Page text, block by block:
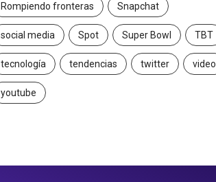
Rompiendo fronteras Snapchat
social media Spot Super Bowl TBT
tecnología tendencias twitter video
youtube